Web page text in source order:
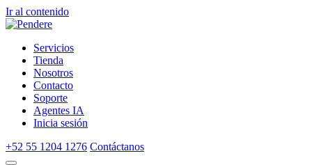
Ir al contenido
Servicios
Tienda
Nosotros
Contacto
Soporte
Agentes IA
Inicia sesión
+52 55 1204 1276 Contáctanos